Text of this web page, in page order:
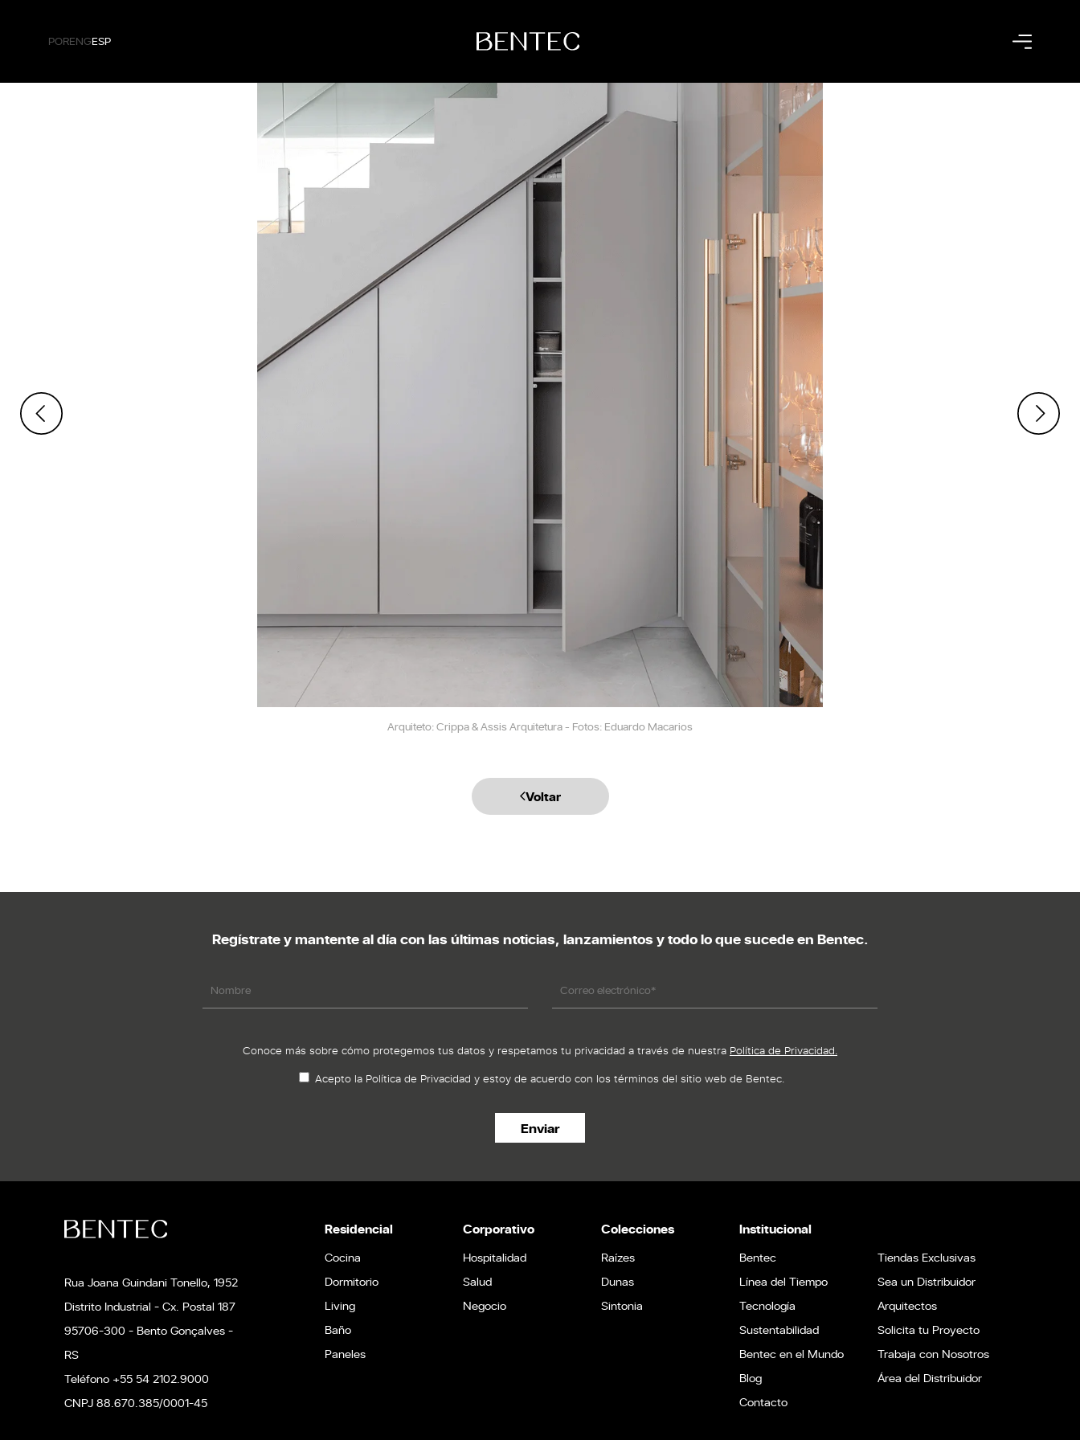
PORENGESP
Corporativo
Salud
Negocio
Sintonia
Institucional
Bentec en el Mundo
Solicita tu Proyecto
Trabaja con Nosotros
Área del Distribuidor
Arquiteto: Crippa & Assis Arquitetura - Fotos: Eduardo Macarios
Voltar
Regístrate y mantente al día con las últimas noticias, lanzamientos y todo lo que sucede en Bentec.
Conoce más sobre cómo protegemos tus datos y respetamos tu privacidad a través de nuestra Política de Privacidad.
Acepto la Política de Privacidad y estoy de acuerdo con los términos del sitio web de Bentec.
Rua Joana Guindani Tonello, 1952
Distrito Industrial - Cx. Postal 187
95706-300 - Bento Gonçalves -
RS
Teléfono +55 54 2102.9000
CNPJ 88.670.385/0001-45
Residencial
Cocina
Dormitorio
Living
Baño
Paneles
Corporativo
Hospitalidad
Salud
Negocio
Colecciones
Raízes
Dunas
Sintonia
Institucional
Bentec
Línea del Tiempo
Tecnología
Sustentabilidad
Bentec en el Mundo
Blog
Contacto
Tiendas Exclusivas
Sea un Distribuidor
Arquitectos
Solicita tu Proyecto
Trabaja con Nosotros
Área del Distribuidor